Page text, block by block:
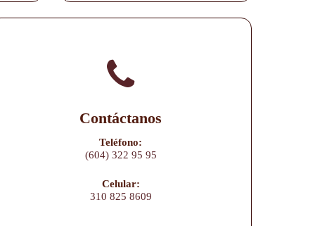
Contáctanos
Teléfono:
(604) 322 95 95
Celular:
310 825 8609